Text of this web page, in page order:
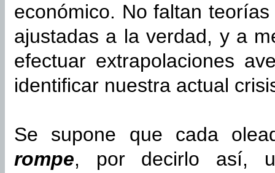
económico. No faltan
ajustadas a la verdad, y a
efectuar extrapolaciones
identificar nuestra actual
Se supone que cada
rompe, por decirlo así,